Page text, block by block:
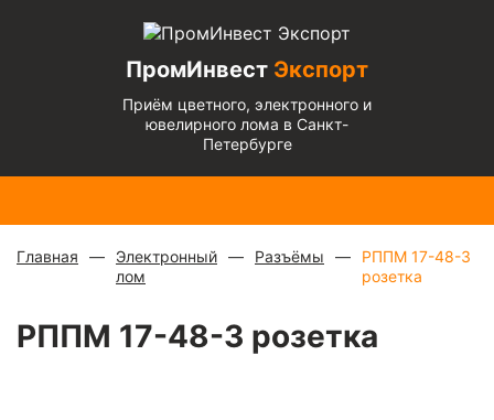
ПромИнвест Экспорт
Приём цветного, электронного и
ювелирного лома в Санкт-
Петербурге
Медь
кг
Радиаторы
310 ₽/кг
Медный
кг
Алюминиевый
₽/кг
Главная
Электронный
лом
Разъёмы
РППМ 17-48-3
розетка
РППМ 17-48-3 розетка